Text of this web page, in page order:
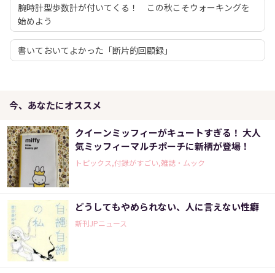
腕時計型歩数計が付いてくる！ この秋こそウォーキングを
始めよう
書いておいてよかった「断片的回顧録」
今、あなたにオススメ
クイーンミッフィーがキュートすぎる！ 大人
気ミッフィーマルチポーチに新柄が登場！
トピックス,付録がすごい,雑誌・ムック
どうしてもやめられない、人に言えない性癖
新刊JPニュース